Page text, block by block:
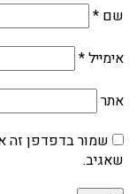
שם *
אימייל*
אתר
שמור בדפדפן זה
שאגיב.